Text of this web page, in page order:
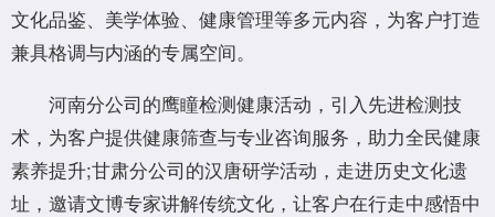
文化品鉴、美学体验、健康管理等多元内容，为客户打造
兼具格调与内涵的专属空间。
河南分公司的鹰瞳检测健康活动，引入先进检测技
术，为客户提供健康筛查与专业咨询服务，助力全民健康
素养提升;甘肃分公司的汉唐研学活动，走进历史文化遗
址，邀请文博专家讲解传统文化，让客户在行走中感悟中